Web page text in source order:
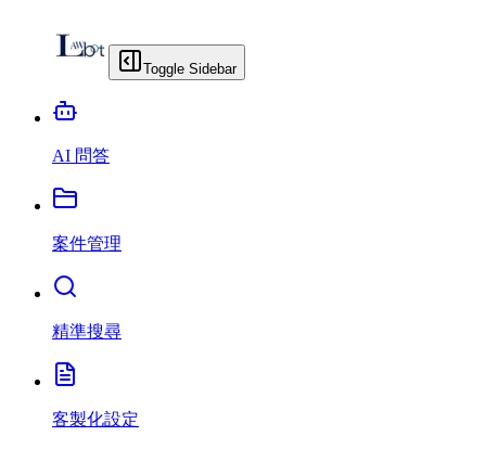
Toggle Sidebar
AI 問答
案件管理
精準搜尋
客製化設定